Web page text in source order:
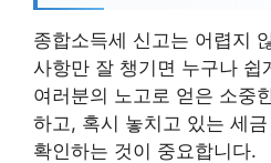
종합소득세 신고는 어렵지
사항만 잘 챙기면 누구나 쉽
여러분의 노고로 얻은 소중
하고, 혹시 놓치고 있는 세
확인하는 것이 중요합니다.